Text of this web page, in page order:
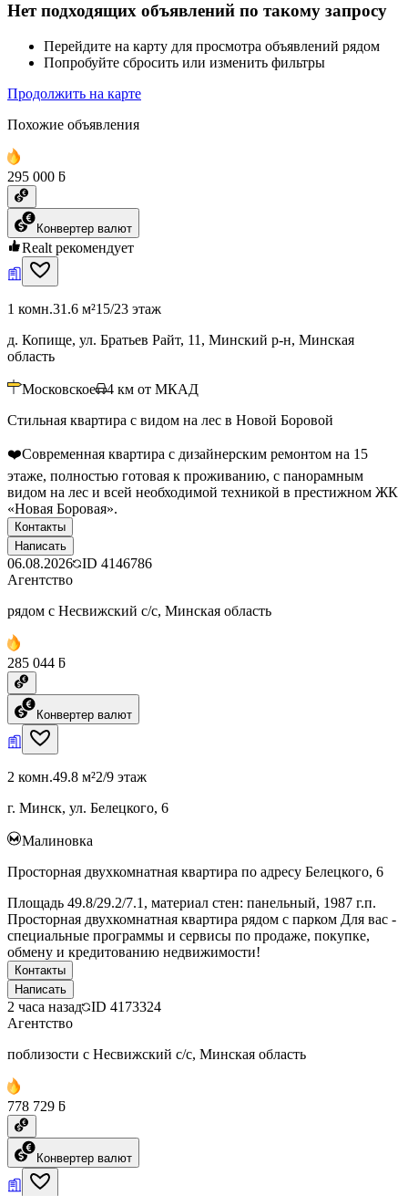
Нет подходящих объявлений по такому запросу
Перейдите на карту для просмотра объявлений рядом
Попробуйте сбросить или изменить фильтры
Продолжить на карте
Похожие объявления
295 000 ƃ
Конвертер валют
Realt рекомендует
1 комн.31.6 м²15/23 этаж
д. Копище, ул. Братьев Райт, 11, Минский р-н, Минская
область
Московское 4 км от МКАД
Стильная квартира с видом на лес в Новой Боровой
❤️Современная квартира с дизайнерским ремонтом на 15
этаже, полностью готовая к проживанию, с панорамным
видом на лес и всей необходимой техникой в престижном ЖК
«Новая Боровая».
Контакты
Написать
06.08.2026 ID 4146786
Агентство
рядом с Несвижский с/с, Минская область
285 044 ƃ
Конвертер валют
2 комн.49.8 м²2/9 этаж
г. Минск, ул. Белецкого, 6
Малиновка
Просторная двухкомнатная квартира по адресу Белецкого, 6
Площадь 49.8/29.2/7.1, материал стен: панельный, 1987 г.п.
Просторная двухкомнатная квартира рядом с парком Для вас -
специальные программы и сервисы по продаже, покупке,
обмену и кредитованию недвижимости!
Контакты
Написать
2 часа назад ID 4173324
Агентство
поблизости с Несвижский с/с, Минская область
778 729 ƃ
Конвертер валют